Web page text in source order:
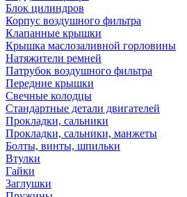
Блок цилиндров
Корпус воздушного фильтра
Клапанные крышки
Крышка маслозаливной горловины
Натяжители ремней
Патрубок воздушного фильтра
Передние крышки
Свечные колодцы
Стандартные детали двигателей
Прокладки, сальники
Прокладки, сальники, манжеты
Болты, винты, шпильки
Втулки
Гайки
Заглушки